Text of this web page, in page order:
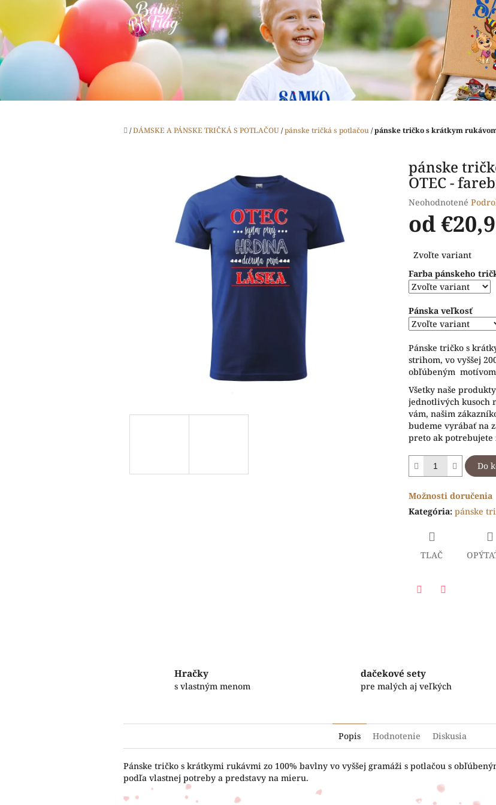
obsah
Domov
/DÁMSKE A PÁNSKE TRIČKÁ S POTLAČOU/pánske tričká s potlačou/pánske tričko s krátkym
pánske
OTEC -
Priemerné
hodnotenie
produktu
0,0
5
hviezdičiek.
Neohodnotené
od
cena:
Zvoľte variant
Farba pánskeho
Pánska veľkosť
Pánske tričko s
strihom, vo vyššej
obľúbeným
Všetky naše
jednotlivých kusoch
vám, našim
budeme vyrábať na
preto ak potrebujete
Do
Možnosti doručenia
Kategória: pánske
TLAČ
Hračky
s vlastným menom
dačekové sety
pre malých aj veľkých
Popis Hodnotenie Diskusia
Pánske tričko s krátkymi rukávmi zo 100% bavlny vo vyššej gramáži s potlačou s
podľa vlastnej potreby a predstavy na mieru.